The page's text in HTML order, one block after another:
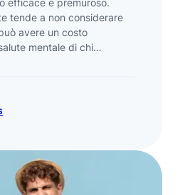
tende a non considerare
avere un costo
mentale di chi…